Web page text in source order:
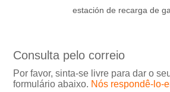
estación de recarga de
Consulta pelo correio
Por favor, sinta-se livre para dar o
formulário abaixo. Nós respondê-lo-